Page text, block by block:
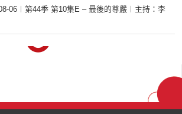
06︱第44季 第10集E – 最後的尊嚴︱主持：李